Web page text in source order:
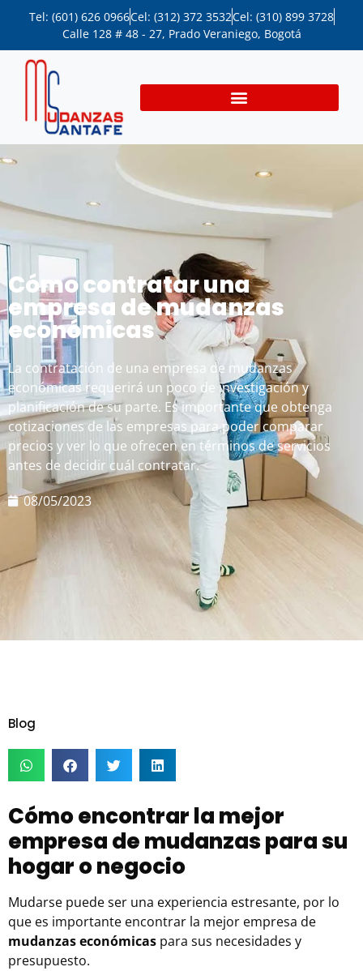
Tel: (601) 626 0966Cel: (312) 372 3532Cel: (310) 899 3728
Calle 128 # 48 - 27, Prado Veraniego, Bogotá
Cómo contratar una
empresa de mudanzas
económicas
La contratación de una empresa de mudanzas
económicas requerirá un poco de investigación y
planificación de su parte. Es importante que obtenga
cotizaciones de las empresas para poder comparar
precios y ver lo que ofrecen en términos de servicios
antes de decidir cuál contratar.
08/05/2023
Blog
Cómo encontrar la mejor
empresa de mudanzas para su
hogar o negocio
Mudarse puede ser una experiencia estresante, por lo
que es importante encontrar la mejor empresa de
mudanzas económicas para sus necesidades y
presupuesto.